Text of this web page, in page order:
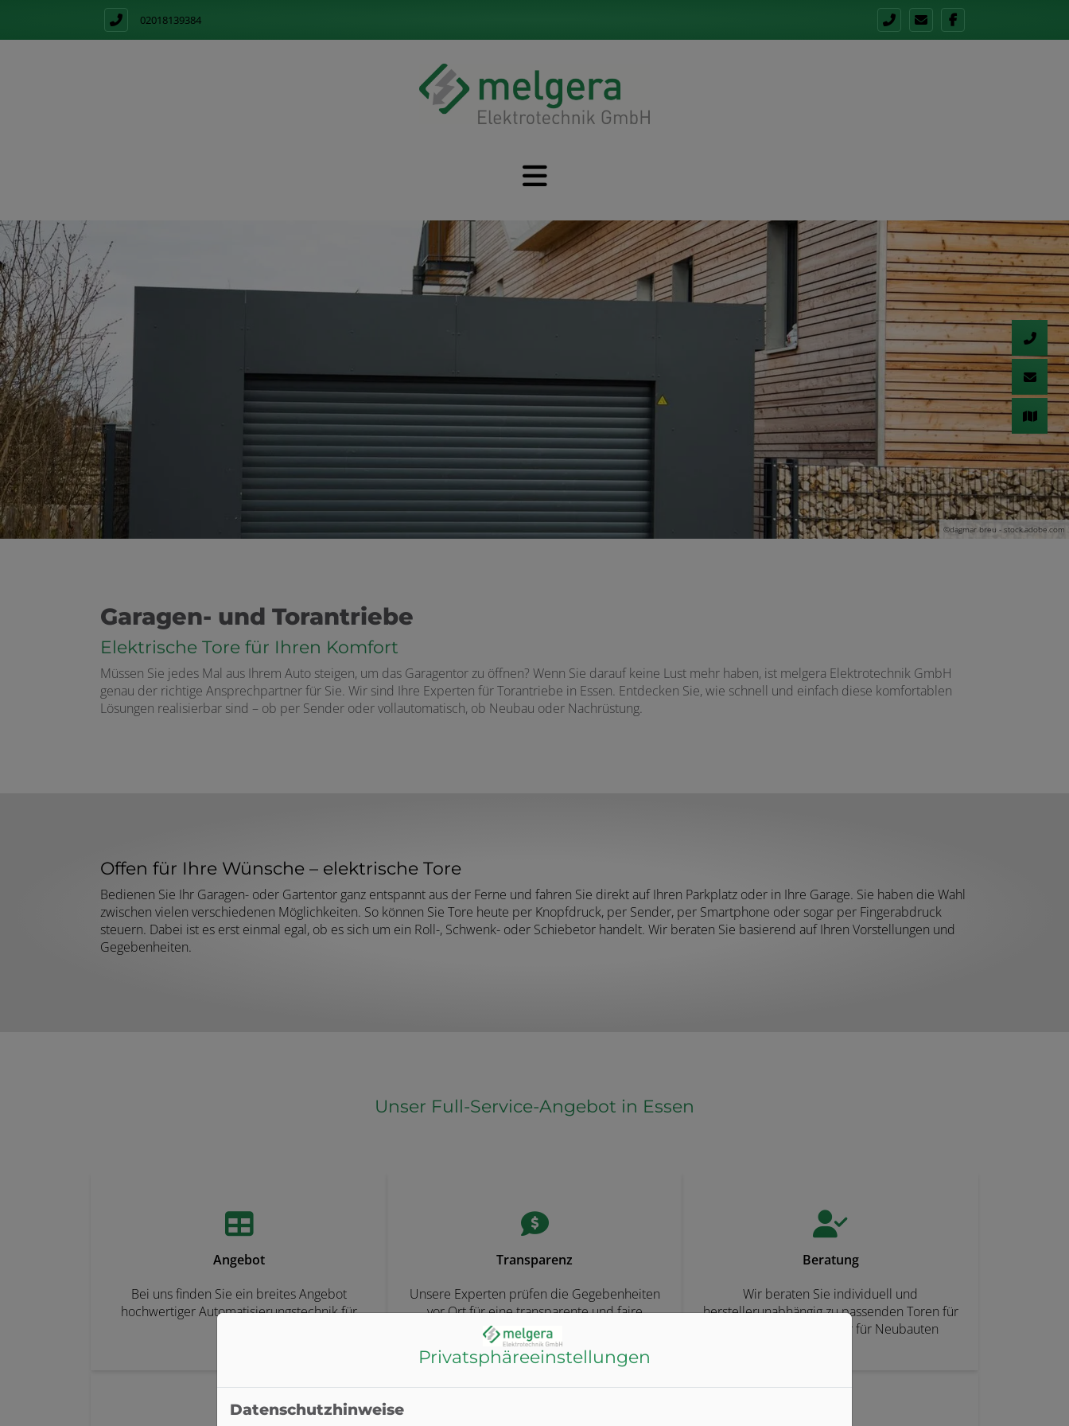
02018139384
©dagmar breu - stock.adobe.com
Garagen- und Torantriebe
Elektrische Tore für Ihren Komfort
Müssen Sie jedes Mal aus Ihrem Auto steigen, um das Garagentor zu öffnen? Wenn Sie darauf keine Lust mehr haben, ist melgera Elektrotechnik GmbH
genau der richtige Ansprechpartner für Sie. Wir sind Ihre Experten für Torantriebe in Essen. Entdecken Sie, wie schnell und einfach diese komfortablen
Lösungen realisierbar sind – ob per Sender oder vollautomatisch, ob Neubau oder Nachrüstung.
Offen für Ihre Wünsche – elektrische Tore
Bedienen Sie Ihr Garagen- oder Gartentor ganz entspannt aus der Ferne und fahren Sie direkt auf Ihren Parkplatz oder in Ihre Garage. Sie haben die Wahl
zwischen vielen verschiedenen Möglichkeiten. So können Sie Tore heute per Knopfdruck, per Sender, per Smartphone oder sogar per Fingerabdruck
steuern. Dabei ist es erst einmal egal, ob es sich um ein Roll-, Schwenk- oder Schiebetor handelt. Wir beraten Sie basierend auf Ihren Vorstellungen und
Gegebenheiten.
Unser Full-Service-Angebot in Essen
Angebot
Bei uns finden Sie ein breites Angebot
hochwertiger Automatisierungstechnik für
Transparenz
Unsere Experten prüfen die Gegebenheiten
vor Ort für eine transparente und faire
Kosteneinschätzung
Beratung
Wir beraten Sie individuell und
herstellerunabhängig zu passenden Toren für
eine Nachrüstung oder für Neubauten
Privatsphäre­einstellungen
Datenschutzhinweise